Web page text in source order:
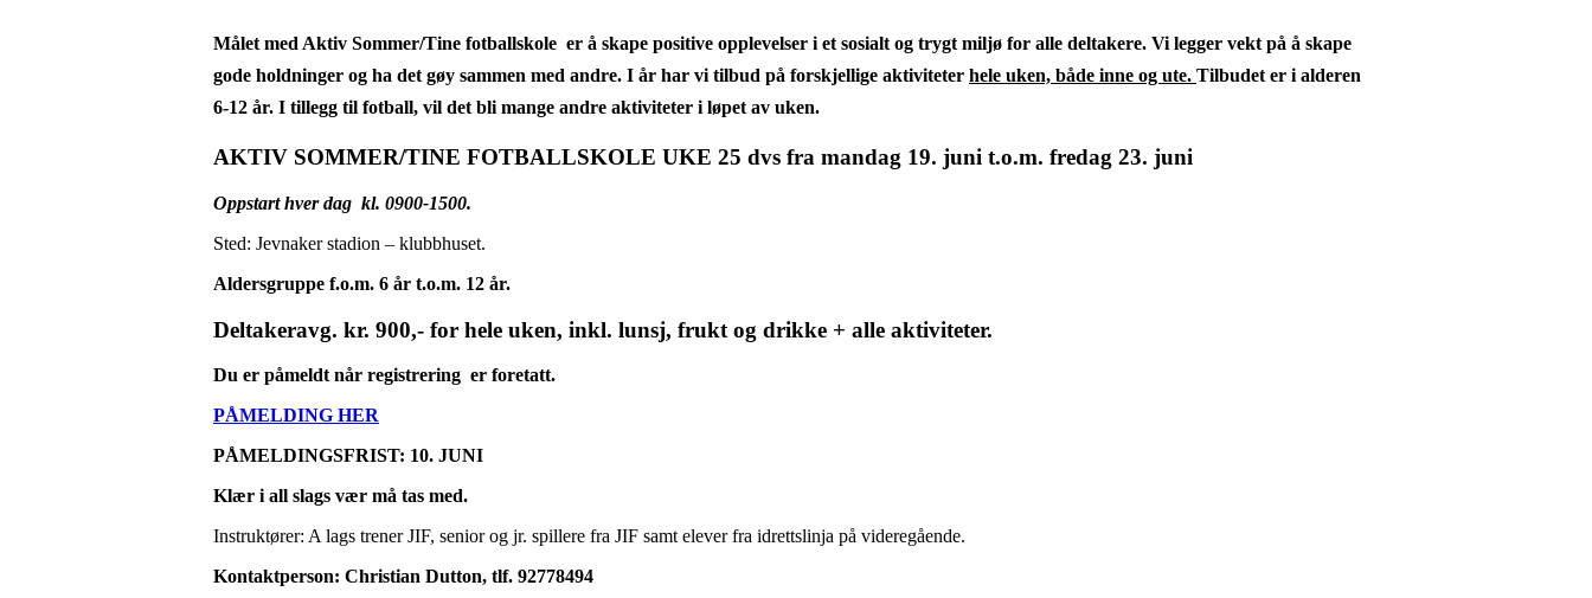
Målet med Aktiv Sommer/Tine fotballskole er å skape positive opplevelser i et sosialt og trygt miljø for alle deltakere. Vi legger vekt på å skape
gode holdninger og ha det gøy sammen med andre. I år har vi tilbud på forskjellige aktiviteter hele uken, både inne og ute. Tilbudet er i alderen
6-12 år. I tillegg til fotball, vil det bli mange andre aktiviteter i løpet av uken.
AKTIV SOMMER/TINE FOTBALLSKOLE UKE 25 dvs fra mandag 19. juni t.o.m. fredag 23. juni
Oppstart hver dag kl. 0900-1500.
Sted: Jevnaker stadion – klubbhuset.
Aldersgruppe f.o.m. 6 år t.o.m. 12 år.
Deltakeravg. kr. 900,- for hele uken, inkl. lunsj, frukt og drikke + alle aktiviteter.
Du er påmeldt når registrering er foretatt.
PÅMELDING HER
PÅMELDINGSFRIST: 10. JUNI
Klær i all slags vær må tas med.
Instruktører: A lags trener JIF, senior og jr. spillere fra JIF samt elever fra idrettslinja på videregående.
Kontaktperson: Christian Dutton, tlf. 92778494